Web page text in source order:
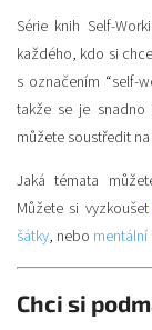
Série knih Self-
každého, kdo si
s označením “self-
takže se je snadno
můžete soustředit
Jaká témata
Můžete si vyzkoušet
šátky, nebo mentální
Chci si